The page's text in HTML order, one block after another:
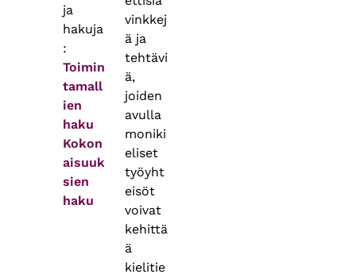
ja
hakuja
:
Toimin
tamall
ien
haku
Kokon
aisuuk
sien
haku
vinkkej
ä ja
tehtävi
ä,
joiden
avulla
moniki
eliset
työyht
eisöt
voivat
kehittä
ä
kielitie